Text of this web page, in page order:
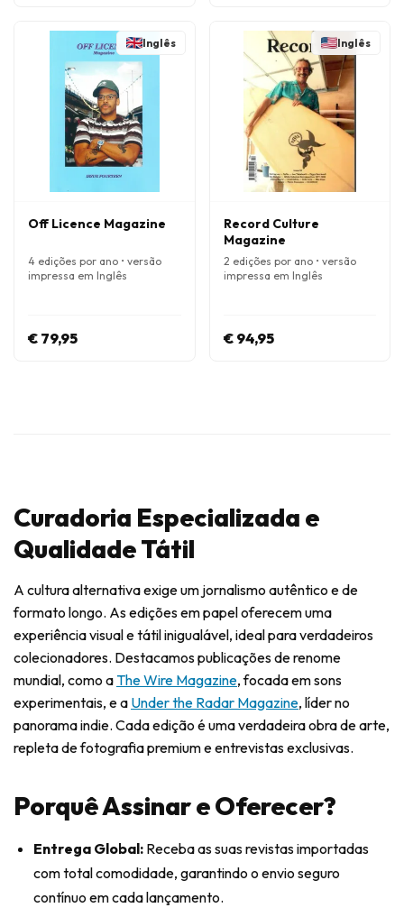
Inglês
Off Licence Magazine
4 edições por ano • versão
impressa em Inglês
€ 79,95
Inglês
Record Culture
Magazine
2 edições por ano • versão
impressa em Inglês
€ 94,95
Curadoria Especializada e
Qualidade Tátil
A cultura alternativa exige um jornalismo autêntico e de
formato longo. As edições em papel oferecem uma
experiência visual e tátil inigualável, ideal para verdadeiros
colecionadores. Destacamos publicações de renome
mundial, como aThe Wire Magazine, focada em sons
experimentais, e a Under the Radar Magazine, líder no
panorama indie. Cada edição é uma verdadeira obra de arte,
repleta de fotografia premium e entrevistas exclusivas.
Porquê Assinar e Oferecer?
Entrega Global: Receba as suas revistas importadas
com total comodidade, garantindo o envio seguro
contínuo em cada lançamento.